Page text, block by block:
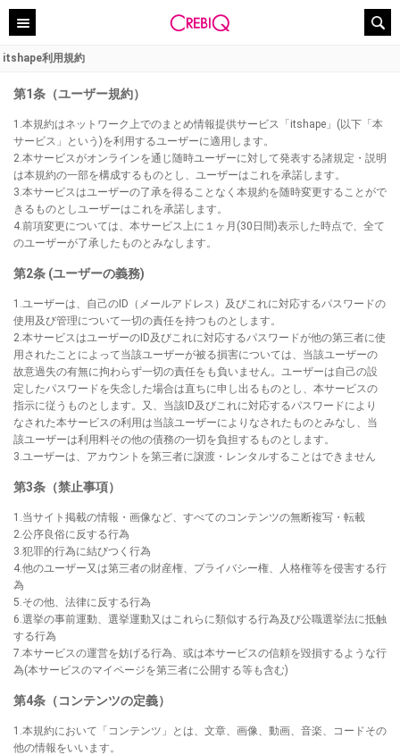
itshape利用規約
第1条（ユーザー規約）
1.本規約はネットワーク上でのまとめ情報提供サービス「itshape」(以下「本
サービス」という)を利用するユーザーに適用します。
2.本サービスがオンラインを通じ随時ユーザーに対して発表する諸規定・説明
は本規約の一部を構成するものとし、ユーザーはこれを承諾します。
3.本サービスはユーザーの了承を得ることなく本規約を随時変更することがで
きるものとしユーザーはこれを承諾します。
4.前項変更については、本サービス上に１ヶ月(30日間)表示した時点で、全て
のユーザーが了承したものとみなします。
第2条 (ユーザーの義務)
1.ユーザーは、自己のID（メールアドレス）及びこれに対応するパスワードの
使用及び管理について一切の責任を持つものとします。
2.本サービスはユーザーのID及びこれに対応するパスワードが他の第三者に使
用されたことによって当該ユーザーが被る損害については、当該ユーザーの
故意過失の有無に拘わらず一切の責任をも負いません。ユーザーは自己の設
定したパスワードを失念した場合は直ちに申し出るものとし、本サービスの
指示に従うものとします。又、当該ID及びこれに対応するパスワードにより
なされた本サービスの利用は当該ユーザーによりなされたものとみなし、当
該ユーザーは利用料その他の債務の一切を負担するものとします。
3.ユーザーは、アカウントを第三者に譲渡・レンタルすることはできません
第3条（禁止事項）
1.当サイト掲載の情報・画像など、すべてのコンテンツの無断複写・転載
2.公序良俗に反する行為
3.犯罪的行為に結びつく行為
4.他のユーザー又は第三者の財産権、プライバシー権、人格権等を侵害する行
為
5.その他、法律に反する行為
6.選挙の事前運動、選挙運動又はこれらに類似する行為及び公職選挙法に抵触
する行為
7.本サービスの運営を妨げる行為、或は本サービスの信頼を毀損するような行
為(本サービスのマイページを第三者に公開する等も含む)
第4条（コンテンツの定義）
1.本規約において「コンテンツ」とは、文章、画像、動画、音楽、コードその
他の情報をいいます。